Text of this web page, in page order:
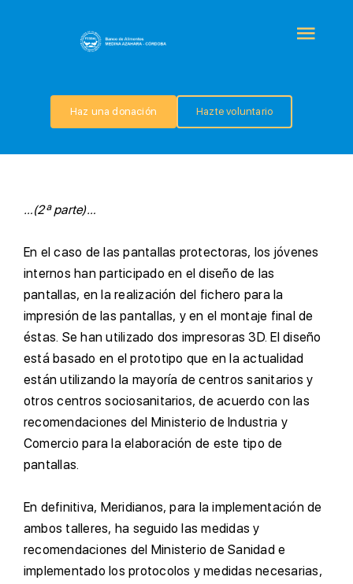
QUIÉNES SOMOS
TRANSPARENCIA
NOTICIAS
CONTACTO
Haz una donación Hazte voluntario
…(2ª parte)…
En el caso de las pantallas protectoras, los jóvenes
internos han participado en el diseño de las
pantallas, en la realización del fichero para la
impresión de las pantallas, y en el montaje final de
éstas. Se han utilizado dos impresoras 3D. El diseño
está basado en el prototipo que en la actualidad
están utilizando la mayoría de centros sanitarios y
otros centros sociosanitarios, de acuerdo con las
recomendaciones del Ministerio de Industria y
Comercio para la elaboración de este tipo de
pantallas.
En definitiva, Meridianos, para la implementación de
ambos talleres, ha seguido las medidas y
recomendaciones del Ministerio de Sanidad e
implementado los protocolos y medidas necesarias,